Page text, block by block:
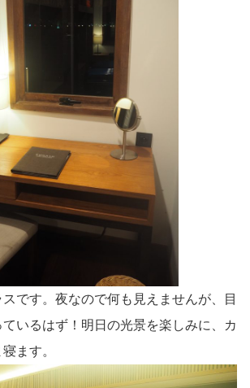
です。夜なので何も見えませんが、目
いるはず！明日の光景を楽しみに、カ
ます。